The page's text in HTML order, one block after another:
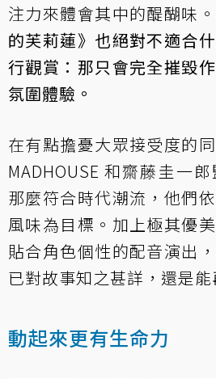
注力來體會其中的醍醐味
的芙莉蓮》也絕對不適合
行觀賞：那只會完全摧毀
氛圍體驗。
在有點擔憂大眾接受度的
MADHOUSE 和齋藤圭一
那麼符合時代潮流，他們
風味為目標。加上極其優
貼合角色個性的配音演出
已對故事知之甚詳，還是能
動起來更有生命力